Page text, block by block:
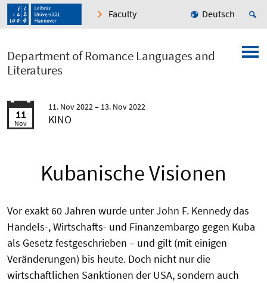
Faculty Deutsch
Department of Romance Languages and
Literatures
11
Nov
11. Nov 2022 13. Nov 2022
KINO
Kubanische Visionen
Vor exakt 60 Jahren wurde unter John F. Kennedy das
Handels-,Wirtschafts- und Finanzembargo gegen Kuba
als Gesetz festgeschrieben – und gilt (mit einigen
Veränderungen) bis heute. Doch nicht nur die
wirtschaftlichen Sanktionen der USA, sondern auch